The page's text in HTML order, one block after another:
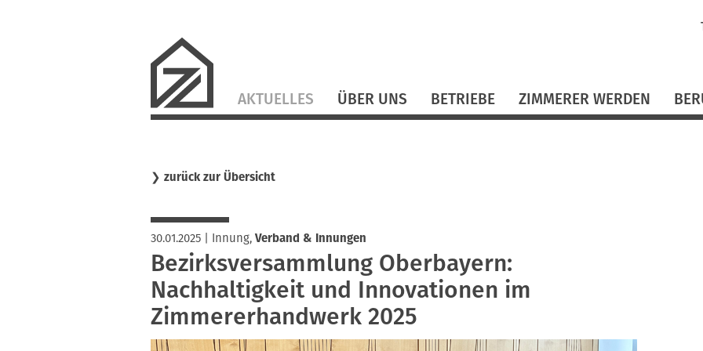
überspringen
AKTUELLES ÜBER UNS BETRIEBE ZIMMERER WERDEN
❯ zurück zur Übersicht
30.01.2025| Innung, Verband & Innungen
Bezirksversammlung Oberbayern:
Nachhaltigkeit und Innovationen im
Zimmererhandwerk 2025